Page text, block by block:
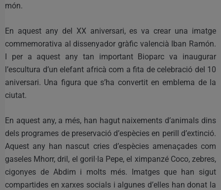
món.
En aquest any del XX aniversari, es va crear una imatge
commemorativa al dissenyador gràfic valencià Iban Ramón.
I per a aquest any tan important Bioparc va inaugurar
l’escultura d’un elefant africà com a fita de celebració del 10
aniversari. Una figura que s’ha convertit en emblema de la
ciutat.
En aquest any, a més, han hagut naixements d’animals dins
dels programes de preservació d’espècies en perill d’extinció.
Aquest any han nascut cries d’espècies amenaçades com
gaseles Mhorr, dril, el goril·la Pepe, el ximpanzé Coco, zebres,
cigonyes de Abdim i molts més. Imatges que han sigut
compartides en xarxes socials i algunes d’elles han donat la